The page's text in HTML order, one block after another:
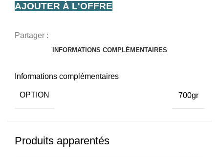
AJOUTER À L'OFFRE
Partager :
INFORMATIONS COMPLÉMENTAIRES
Informations complémentaires
OPTION 700gr
Produits apparentés